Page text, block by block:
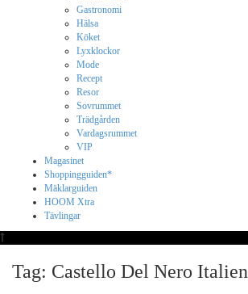
Gastronomi
Hälsa
Köket
Lyxklockor
Mode
Recept
Resor
Sovrummet
Trädgården
Vardagsrummet
VIP
Magasinet
Shoppingguiden*
Mäklarguiden
HOOM Xtra
Tävlingar
Tag: Castello Del Nero Italien